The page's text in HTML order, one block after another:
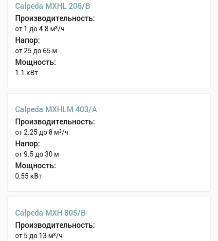
Calpeda MXHL 206/B
Производительность:
от 1 до 4.8 м³/ч
Напор:
от 25 до 65 м
Мощность:
1.1 кВт
Calpeda MXHLM 403/A
Производительность:
от 2.25 до 8 м³/ч
Напор:
от 9.5 до 30 м
Мощность:
0.55 кВт
Calpeda MXH 805/B
Производительность:
от 5 до 13 м³/ч